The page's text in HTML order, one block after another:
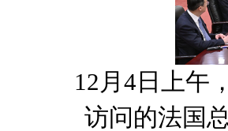
12月4日上午
访问的法国